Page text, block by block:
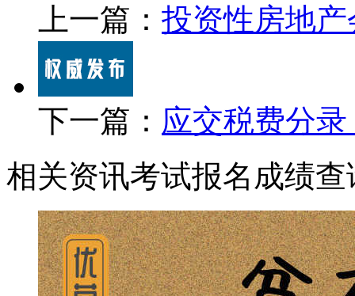
上一篇： 投资性房地
下一篇： 应交税费分
相关资讯考试报名 成绩查